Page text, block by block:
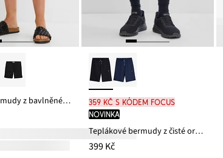
Strečové bermudy z bavlněné směsi
359 Kč s kódem FOCUS
novinka
Teplákové bermudy z čisté organické bavlny
399 Kč